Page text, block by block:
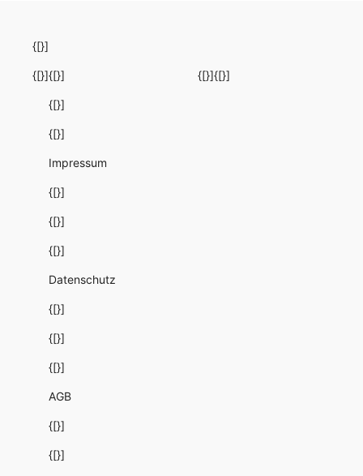
{[}]
{[}]{[}]
{[}]
{[}]
Impressum
{[}]
{[}]
{[}]
Datenschutz
{[}]
{[}]
{[}]
AGB
{[}]
{[}]
{[}]{[}]